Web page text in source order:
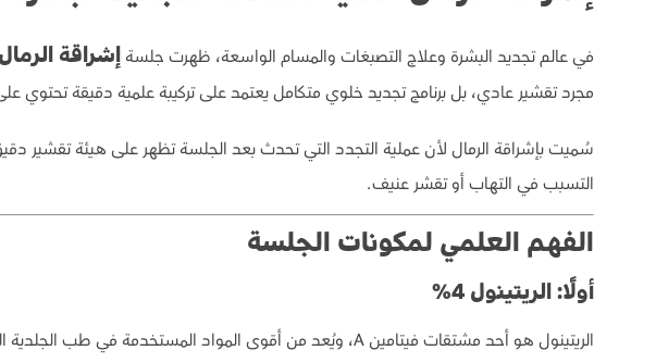
في عالم تجديد البشرة وعلاج التصبغات والمسام الواسعة، ظهرت جلسة إشراقة الرمال
مجرد تقشير عادي، بل برنامج تجديد خلوي متكامل يعتمد على تركيبة علمية دقيقة تحتوي على 4% ريتينول و2% خلايا جذعية لتحفيز البشرة على استعادة شبابها
سُميت بإشراقة الرمال لأن عملية التجدد التي تحدث بعد الجلسة تظهر على هيئة تقشير
التسبب في التهاب أو تقشر عنيف.
الفهم العلمي لمكونات الجلسة
أولًا: الريتينول 4%
الريتينول هو أحد مشتقات فيتامين A، ويُعد من أقوى المواد المستخدمة في طب الجلدية التجميلي. بتركيز 4% يعمل على: